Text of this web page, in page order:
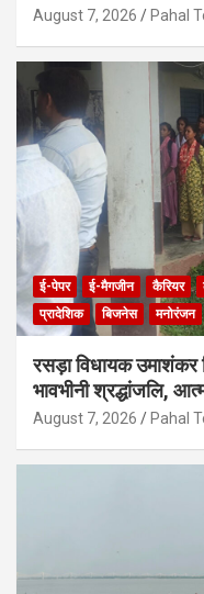
August 7, 2026 Pahal
ई-पेपर ई-मैगजीन कैरियर
प्रादेशिक
बिजनेस मनोरंजन
रसड़ा विधायक
भावभीनी श्रद्धांजलि,
August 7, 2026 Pahal